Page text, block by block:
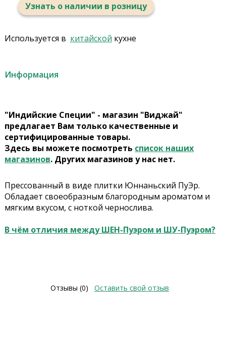
Узнать о наличии в розницу
Используется в китайской кухне
Информация
"Индийские Специи" - магазин "Виджай"
предлагает Вам только качественные и
сертифицированные товары.
Здесь вы можете посмотреть список наших
магазинов. Других магазинов у нас нет.
Прессованный в виде плитки Юннаньский ПуЭр.
Обладает своеобразным благородным ароматом и
мягким вкусом, с ноткой чернослива.
В чём отличия между ШЕН-Пуэром и ШУ-Пуэром?
Отзывы (0) Оставить свой отзыв